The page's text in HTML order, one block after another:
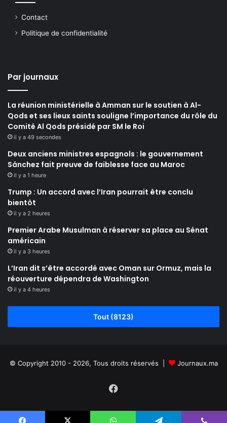
Contact
Politique de confidentialité
Par journaux
La réunion ministérielle à Amman sur le soutien à Al-
Qods et ses lieux saints souligne l’importance du rôle du
Comité Al Qods présidé par SM le Roi
il y a 49 secondes
Deux anciens ministres espagnols : le gouvernement
Sánchez fait preuve de faiblesse face au Maroc
il y a 1 heure
Trump : Un accord avec l’Iran pourrait être conclu
bientôt
il y a 2 heures
Premier Arabe Musulman à réserver sa place au Sénat
américain
il y a 3 heures
L’Iran dit s’être accordé avec Oman sur Ormuz, mais la
réouverture dépendra de Washington
il y a 4 heures
Tout (8123)
© Copyright 2010 - 2026, Tous droits réservés | Journaux.ma
Facebook